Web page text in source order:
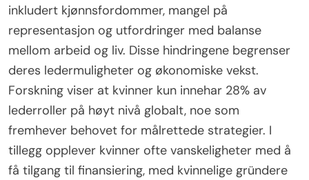
inkludert kjønnsfordommer, mangel på
representasjon og utfordringer med balanse
mellom arbeid og liv. Disse hindringene begrenser
deres ledermuligheter og økonomiske vekst.
Forskning viser at kvinner kun innehar 28% av
lederroller på høyt nivå globalt, noe som
fremhever behovet for målrettede strategier. I
tillegg opplever kvinner ofte vanskeligheter med å
få tilgang til finansiering, med kvinnelige gründere